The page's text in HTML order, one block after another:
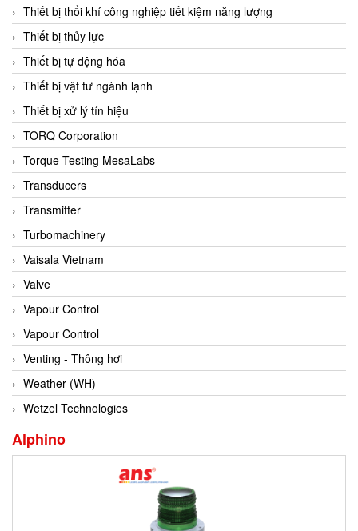
Codel
Cofimco
Coltraco
Comat Releco
Comax
COMETECH VietNam
COMFILE Technology
Conch
Conductix/ WAMPFLER
Contrec
Contrinex
Control Solution Minesota
Copeland
Cortem
Cosa Xentaur
Cosil
Coulton
Crouzet
Crowcon
Crutec Dust Zero Vietnam
Thiết bị thổi khí công nghiệp tiết kiệm năng lượng
Thiết bị thủy lực
Thiết bị tự động hóa
Thiết bị vật tư ngành lạnh
Thiết bị xử lý tín hiệu
TORQ Corporation
Torque Testing MesaLabs
Transducers
Transmitter
Turbomachinery
Vaisala Vietnam
Valve
Vapour Control
Vapour Control
Venting - Thông hơi
Weather (WH)
Wetzel Technologies
Alphino